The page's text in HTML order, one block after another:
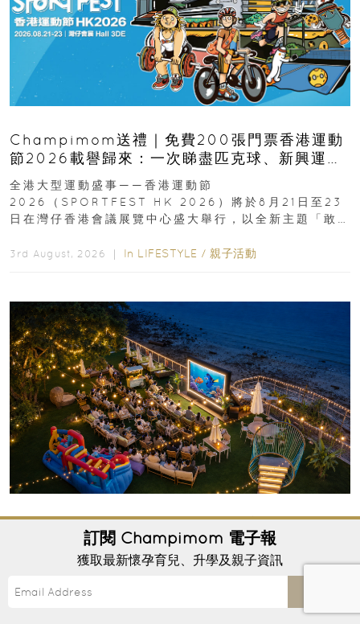
Champimom送禮｜免費200張門票香港運動
節2026載譽歸來：一次睇盡匹克球、新興運
動、街舞比賽＋逾百運動品牌展覽
全港大型運動盛事——香港運動節
2026（SPORTFEST HK 2026）將於8月21日至23
日在灣仔香港會議展覽中心盛大舉行，以全新主題「敢
3rd August, 2026 ｜ In LIFESTYLE / 親子活動
【香港親子好去處2026】西沙海旁睇戲兼食晚
餐！Goofy Waves Food Movie Night 戶
外影院逢週末登場
周末親子活動不一定只有逛商場和主題樂園！Goofy
Waves與Goofy Diner在西沙GO PARK Aqua推出
訂閱 Champimom 電子報
獲取最新懷孕育兒、升學及親子資訊